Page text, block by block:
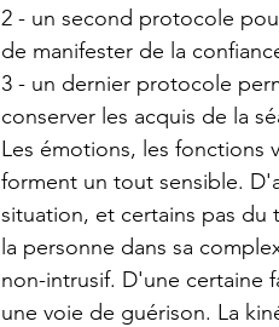
2 - un second protocole
de manifester de la
3 - un dernier protocole
conserver les acquis de la
Les émotions, les fonctions
forment un tout sensible.
situation, et certains pas du
la personne dans sa
non-intrusif. D'une certaine
une voie de guérison. La